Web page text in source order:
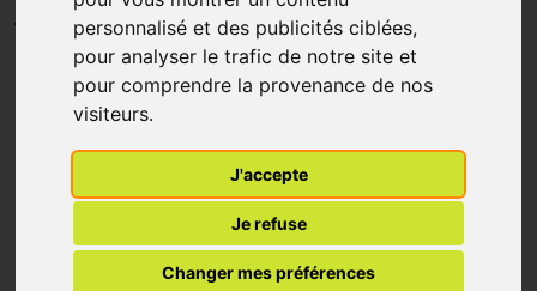
personnalisé et des publicités ciblées,
pour analyser le trafic de notre site et
pour comprendre la provenance de nos
visiteurs.
J'accepte
Je refuse
Changer mes préférences
EYE CARE